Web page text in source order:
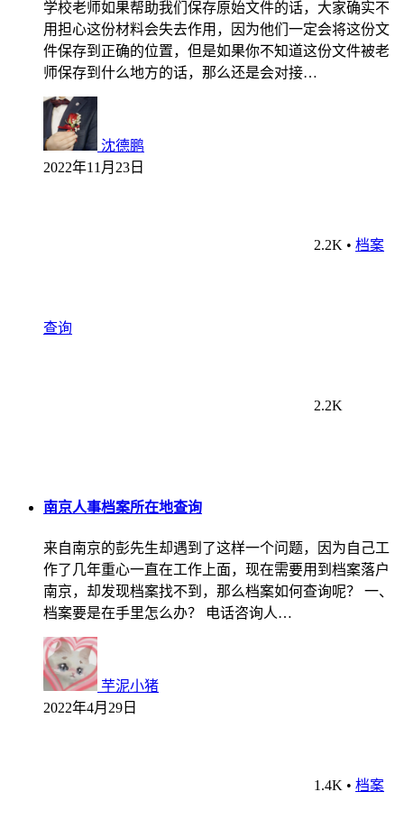
学校老师如果帮助我们保存原始文件的话，大家确实不
用担心这份材料会失去作用，因为他们一定会将这份文
件保存到正确的位置，但是如果你不知道这份文件被老
师保存到什么地方的话，那么还是会对接…
沈德鹏
2022年11月23日
2.2K • 档案
查询
2.2K
南京人事档案所在地查询
来自南京的彭先生却遇到了这样一个问题，因为自己工
作了几年重心一直在工作上面，现在需要用到档案落户
南京，却发现档案找不到，那么档案如何查询呢？ 一、
档案要是在手里怎么办？ 电话咨询人…
芋泥小猪
2022年4月29日
1.4K • 档案